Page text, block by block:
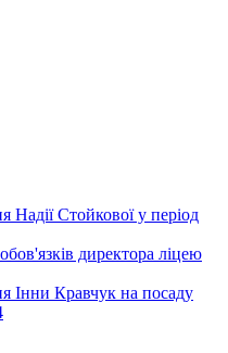
Надії Стойкової у період
директора ліцею
Інни Кравчук на посаду